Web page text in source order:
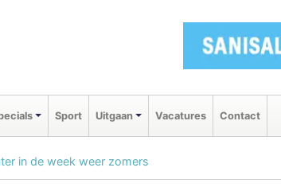
Sport Uitgaan Vacatures Contact
in de week weer zomers